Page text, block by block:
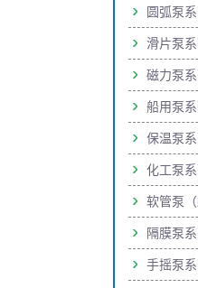
圆弧泵系
滑片泵系
磁力泵系
船用泵系
保温泵系
化工泵系
软管泵
隔膜泵系
手摇泵系